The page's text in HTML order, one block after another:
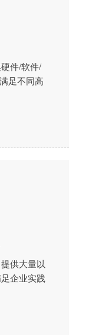
件/软件/
足不同高
供大量以
企业实践